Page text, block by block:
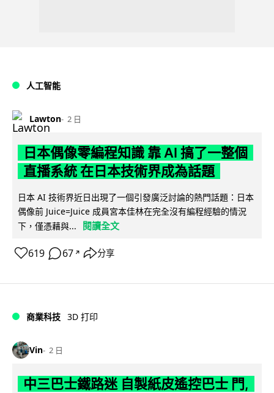
人工智能
Lawton 2 日
日本偶像零編程知識 靠 AI 搞了一整個
直播系統 在日本技術界成為話題
日本 AI 技術界近日出現了一個引發廣泛討論的熱門話題：日本
偶像前 Juice=Juice 成員宮本佳林在完全沒有編程經驗的情況
下，僅憑藉與...
閱讀全文
619 67 ↗ 分享
商業科技 3D 打印
Vin 2 日
中三巴士鐵路迷 自製紙皮遙控巴士 門,